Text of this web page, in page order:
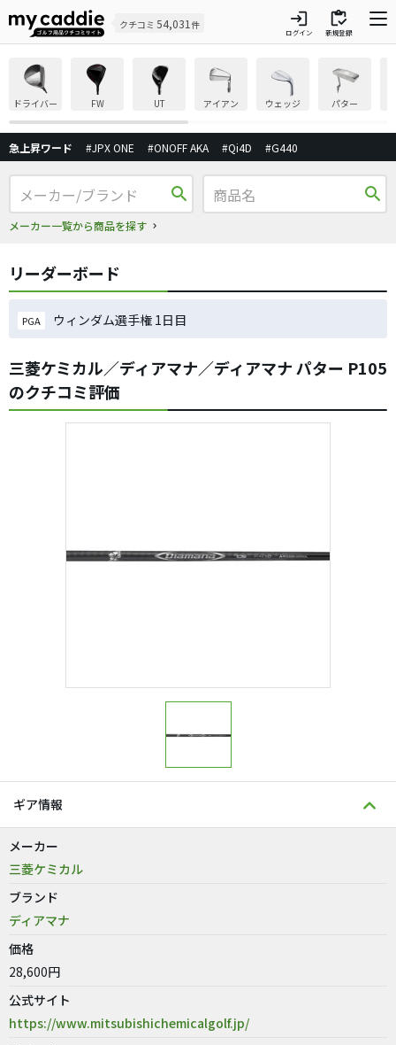
クチコミ 54,031 件 login
ログイン
inventory
新規登録
ドライバー FW UT アイアン ウェッジ パター
急上昇ワード #JPX ONE #ONOFF AKA #Qi4D #G440
search
メーカー一覧から商品を探す
search
リーダーボード
PGA ウィンダム選手権 1日目
三菱ケミカル／ディアマナ／ディアマナ パター P105
のクチコミ評価
ギア情報
メーカー
三菱ケミカル
ブランド
ディアマナ
価格
28,600円
公式サイト
https://www.mitsubishichemicalgolf.jp/